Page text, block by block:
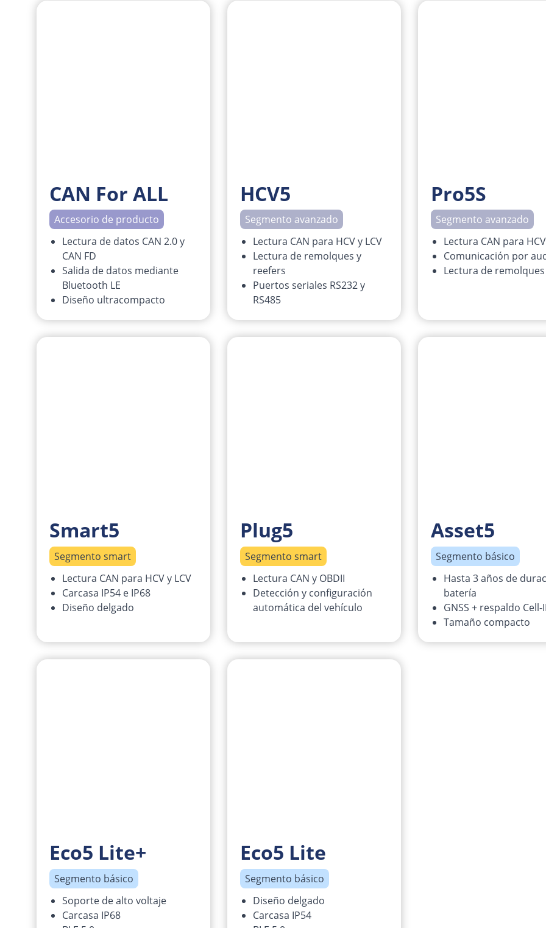
CAN For ALL
Accesorio de producto
Lectura de datos CAN 2.0 y
CAN FD
Salida de datos mediante
Bluetooth LE
Diseño ultracompacto
HCV5
Segmento avanzado
Lectura CAN para HCV y LCV
Lectura de remolques y
reefers
Puertos seriales RS232 y
RS485
Pro5S
Segmento avanzado
Lectura CAN para
Comunicación por
Lectura de
Smart5
Segmento smart
Lectura CAN para HCV y LCV
Carcasa IP54 e IP68
Diseño delgado
Plug5
Segmento smart
Lectura CAN y OBDII
Detección y configuración
automática del vehículo
Asset5
Segmento básico
Hasta 3 años de
batería
GNSS + respaldo Cell-
Tamaño compacto
Eco5 Lite+
Segmento básico
Soporte de alto voltaje
Carcasa IP68
Eco5 Lite
Segmento básico
Diseño delgado
Carcasa IP54